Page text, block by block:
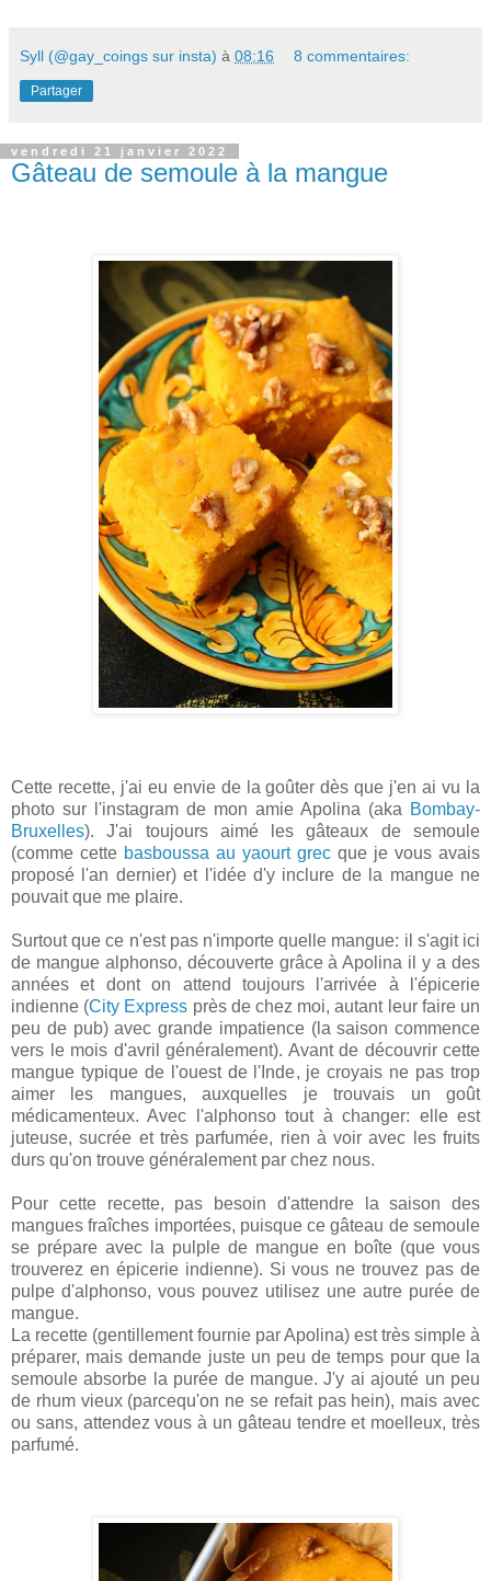
Syll (@gay_coings sur insta) à 08:16 8 commentaires:
Partager
vendredi 21 janvier 2022
Gâteau de semoule à la mangue
Cette recette, j'ai eu envie de la goûter dès que j'en ai vu la
photo sur l'instagram de mon amie Apolina (aka Bombay-
Bruxelles). J'ai toujours aimé les gâteaux de semoule
(comme cette basboussa au yaourt grec que je vous avais
proposé l'an dernier) et l'idée d'y inclure de la mangue ne
pouvait que me plaire.
Surtout que ce n'est pas n'importe quelle mangue: il s'agit ici
de mangue alphonso, découverte grâce à Apolina il y a des
années et dont on attend toujours l'arrivée à l'épicerie
indienne (City Express près de chez moi, autant leur faire un
peu de pub) avec grande impatience (la saison commence
vers le mois d'avril généralement). Avant de découvrir cette
mangue typique de l'ouest de l'Inde, je croyais ne pas trop
aimer les mangues, auxquelles je trouvais un goût
médicamenteux. Avec l'alphonso tout à changer: elle est
juteuse, sucrée et très parfumée, rien à voir avec les fruits
durs qu'on trouve généralement par chez nous.
Pour cette recette, pas besoin d'attendre la saison des
mangues fraîches importées, puisque ce gâteau de semoule
se prépare avec la pulple de mangue en boîte (que vous
trouverez en épicerie indienne). Si vous ne trouvez pas de
pulpe d'alphonso, vous pouvez utilisez une autre purée de
mangue.
La recette (gentillement fournie par Apolina) est très simple à
préparer, mais demande juste un peu de temps pour que la
semoule absorbe la purée de mangue. J'y ai ajouté un peu
de rhum vieux (parcequ'on ne se refait pas hein), mais avec
ou sans, attendez vous à un gâteau tendre et moelleux, très
parfumé.